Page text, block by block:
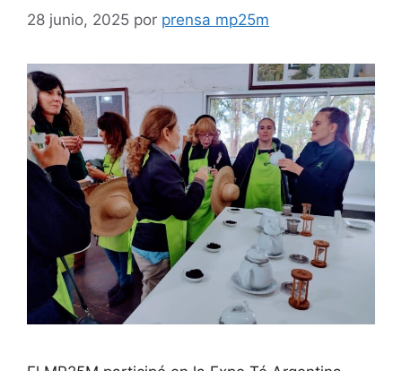
28 junio, 2025 por prensa mp25m